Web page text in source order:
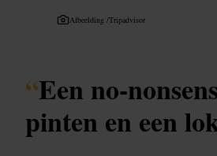
Afbeelding /Tripadvisor
“Een no-
pinten en een